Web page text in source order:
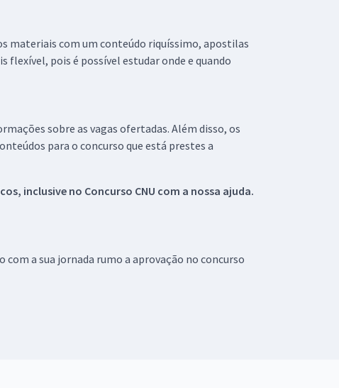
materiais com um conteúdo riquíssimo, apostilas
pois é possível estudar onde e quando
sobre as vagas ofertadas. Além disso, os
para o concurso que está prestes a
inclusive no Concurso CNU com a nossa ajuda.
a sua jornada rumo a aprovação no concurso